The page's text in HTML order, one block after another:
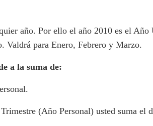
año. Por ello el año 2010 es el
Valdrá para Enero, Febrero y Marzo.
a la suma de:
(Año Personal) usted suma el